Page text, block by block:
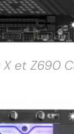
et Z690